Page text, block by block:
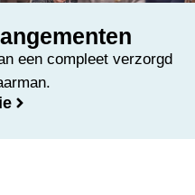
een compleet verzorgd